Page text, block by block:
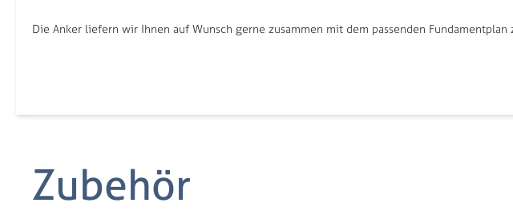
Die Anker liefern wir Ihnen auf Wunsch gerne zusammen mit dem passenden
Zubehör